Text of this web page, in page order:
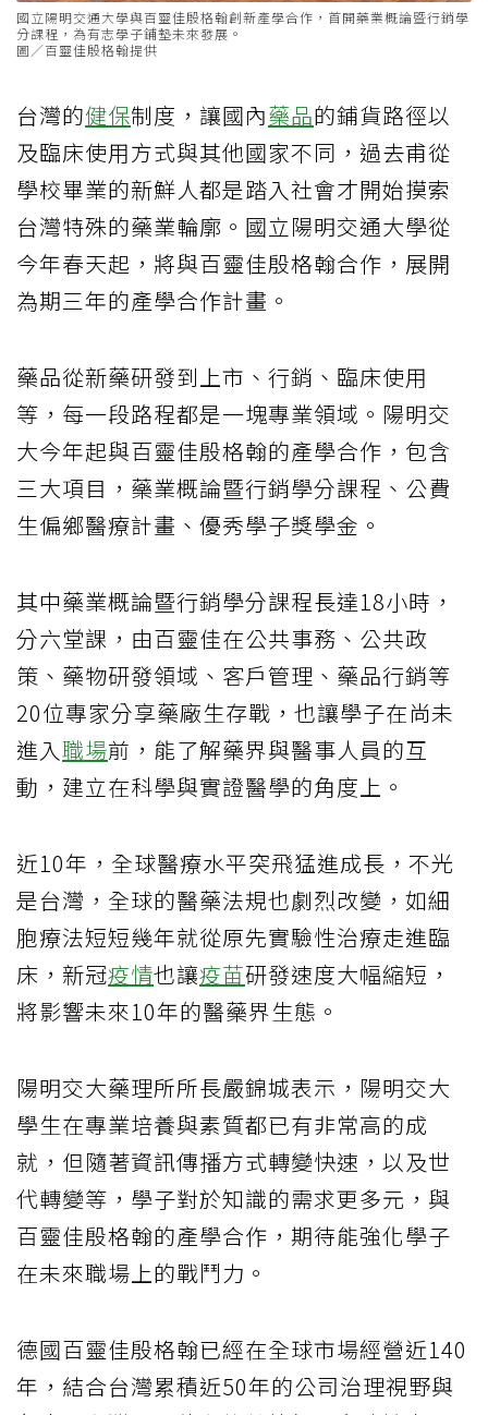
國立陽明交通大學與百靈佳殷格翰創新產學合作，首開藥業概論暨行銷學
分課程，為有志學子鋪墊未來發展。
圖／百靈佳殷格翰提供
台灣的健保制度，讓國內藥品的鋪貨路徑以
及臨床使用方式與其他國家不同，過去甫從
學校畢業的新鮮人都是踏入社會才開始摸索
台灣特殊的藥業輪廓。國立陽明交通大學從
今年春天起，將與百靈佳殷格翰合作，展開
為期三年的產學合作計畫。
藥品從新藥研發到上市、行銷、臨床使用
等，每一段路程都是一塊專業領域。陽明交
大今年起與百靈佳殷格翰的產學合作，包含
三大項目，藥業概論暨行銷學分課程、公費
生偏鄉醫療計畫、優秀學子獎學金。
其中藥業概論暨行銷學分課程長達18小時，
分六堂課，由百靈佳在公共事務、公共政
策、藥物研發領域、客戶管理、藥品行銷等
20位專家分享藥廠生存戰，也讓學子在尚未
進入職場前，能了解藥界與醫事人員的互
動，建立在科學與實證醫學的角度上。
近10年，全球醫療水平突飛猛進成長，不光
是台灣，全球的醫藥法規也劇烈改變，如細
胞療法短短幾年就從原先實驗性治療走進臨
床，新冠疫情也讓疫苗研發速度大幅縮短，
將影響未來10年的醫藥界生態。
陽明交大藥理所所長嚴錦城表示，陽明交大
學生在專業培養與素質都已有非常高的成
就，但隨著資訊傳播方式轉變快速，以及世
代轉變等，學子對於知識的需求更多元，與
百靈佳殷格翰的產學合作，期待能強化學子
在未來職場上的戰鬥力。
德國百靈佳殷格翰已經在全球市場經營近140
年，結合台灣累積近50年的公司治理視野與